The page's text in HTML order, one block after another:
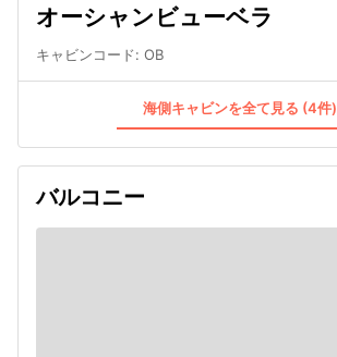
オーシャンビューベラ
キャビンコード: OB
海側キャビンを全て見る (4件)
バルコニー